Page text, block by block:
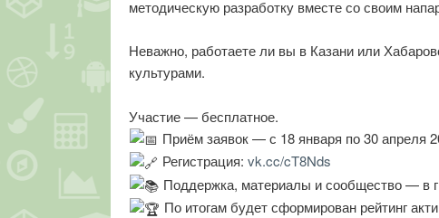
методическую разработку вместе со своим
Неважно, работаете ли вы в Казани или
культурами.
Участие — бесплатное.
Приём заявок — с 18 января по 30 апреля
Регистрация:vk.cc/cT8Nds
Поддержка, материалы и сообщество — в
По итогам будет сформирован рейтинг